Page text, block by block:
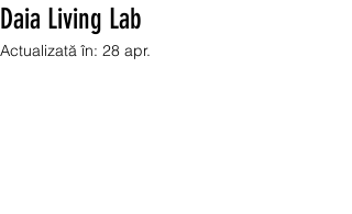
Daia Living Lab
Actualizată în: 28 apr.